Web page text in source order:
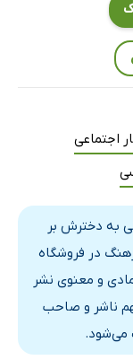
اجتماعی
به دخترش بر
در فروشگاه
و معنوی نشر
ناشر و صاحب
می‌شود.